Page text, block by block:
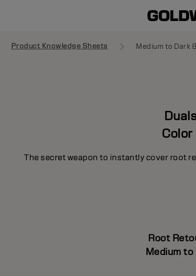
Product Knowledge Sheets Medium to Dark
Color
The secret weapon to instantly cover root
Root
Medium to